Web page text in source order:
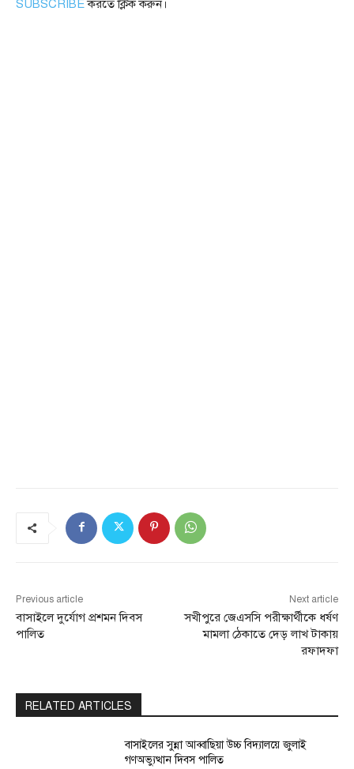
SUBSCRIBEকরতে ক্লিক করুন।
Previous article
বাসাইলে দুর্যোগ প্রশমন দিবস
পালিত
Next article
সখীপুরে জেএসসি পরীক্ষার্থীকে ধর্ষণ
মামলা ঠেকাতে দেড় লাখ টাকায়
রফাদফা
RELATED ARTICLES
বাসাইলের সুন্না আব্বাছিয়া উচ্চ বিদ্যালয়ে জুলাই
গণঅভ্যুত্থান দিবস পালিত